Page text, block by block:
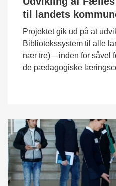
til landets
Projektet gik ud på at
Bibliotekssystem til alle
nær tre) – inden for såvel
de pædagogiske